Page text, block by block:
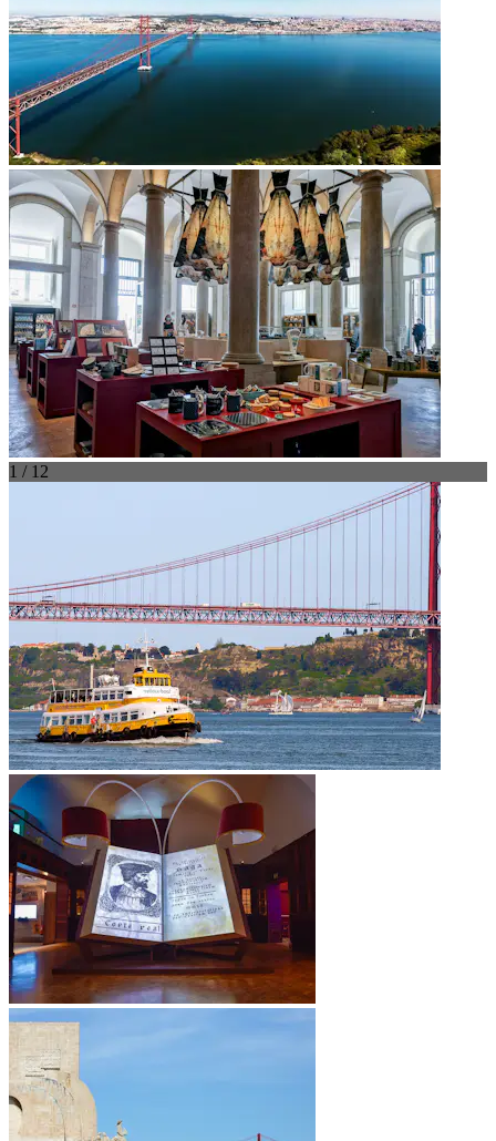
1 / 12